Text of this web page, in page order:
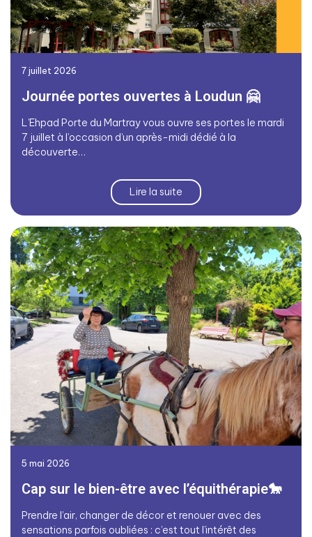
7 juillet 2026
Journée portes ouvertes à Loudun 🤗
L’Ehpad Porte du Martray vous ouvre ses portes le mardi
7 juillet à l’occasion d’un après-midi dédié à la
découverte…
Lire la suite
5 mai 2026
Cap sur le bien-être avec l’équithérapie🐎
Prendre l’air, changer de décor et renouer avec des
sensations parfois oubliées : c’est tout l’intérêt des